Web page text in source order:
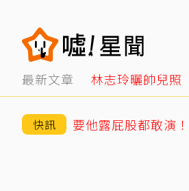
最新文章 林志玲曬帥兒照
快訊 要他露屁股都敢演